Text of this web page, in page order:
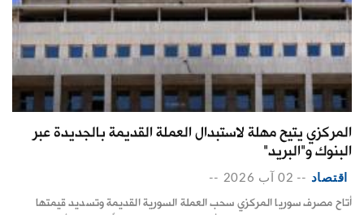
المركزي يتيح مهلة لاستبدال العملة القديمة بالجديدة عبر
البنوك و"البريد"
اقتصاد -- 02 آب 2026 --
أتاح مصرف سوريا المركزي سحب العملة السورية القديمة وتسديد قيمتها